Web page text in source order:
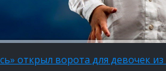
открыл ворота для девочек